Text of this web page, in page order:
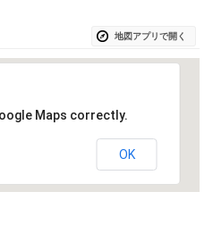
地図アプリで開く
Maps correctly.
OK